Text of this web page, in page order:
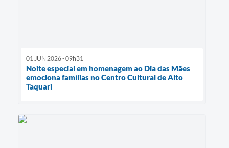
01 JUN 2026 - 09h31
Noite especial em homenagem ao Dia das Mães
emociona famílias no Centro Cultural de Alto
Taquari